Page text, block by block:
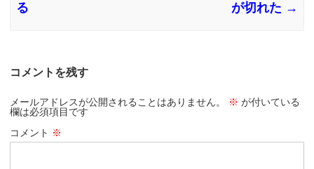
る
が切れた →
コメントを残す
メールアドレスが公開されることはありません。 ※ が付いている
欄は必須項目です
コメント ※